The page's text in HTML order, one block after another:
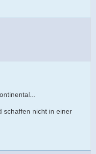
schaffen nicht in einer